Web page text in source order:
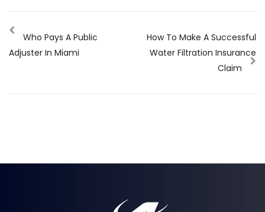
Who Pays A Public
Adjuster In Miami
How To Make A Successful
Water Filtration Insurance
Claim